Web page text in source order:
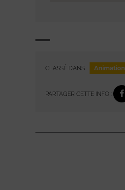
CLASSÉ DANS : Animation
PARTAGER CETTE INFO :